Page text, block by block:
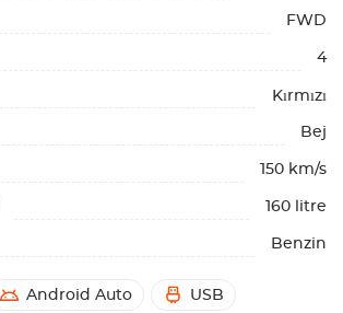
FWD
4
Kırmızı
Bej
150 km/s
160 litre
Benzin
Android Auto USB